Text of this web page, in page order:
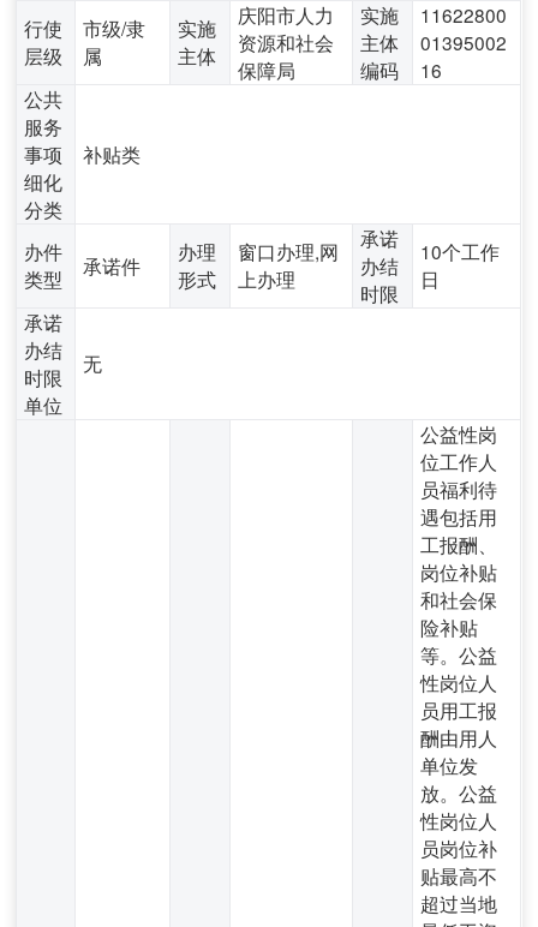
行使
层级
市级/隶
属
实施
主体
庆阳市人力
资源和社会
保障局
实施
主体
编码
11622800
01395002
16
公共
服务
事项
细化
分类
补贴类
办件
类型
承诺件
办理
形式
窗口办理,网
上办理
承诺
办结
时限
10个工作
日
承诺
办结
时限
单位
无
公益性岗
位工作人
员福利待
遇包括用
工报酬、
岗位补贴
和社会保
险补贴
等。公益
性岗位人
员用工报
酬由用人
单位发
放。公益
性岗位人
员岗位补
贴最高不
超过当地